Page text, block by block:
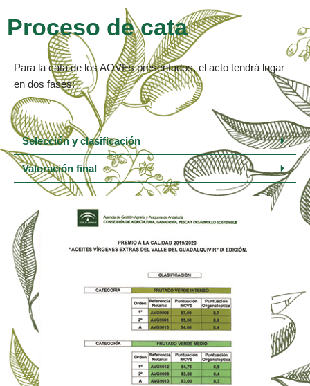
Proceso de cata
Para la cata de los AOVEs presentados, el acto tendrá lugar
en dos fases:
Selección y clasificación
Valoración final